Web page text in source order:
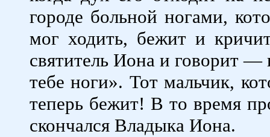
городе больной ногами,
мог ходить, бежит и
святитель Иона и говорит
тебе ноги». Тот мальчик,
теперь бежит! В то время
скончался Владыка Иона.